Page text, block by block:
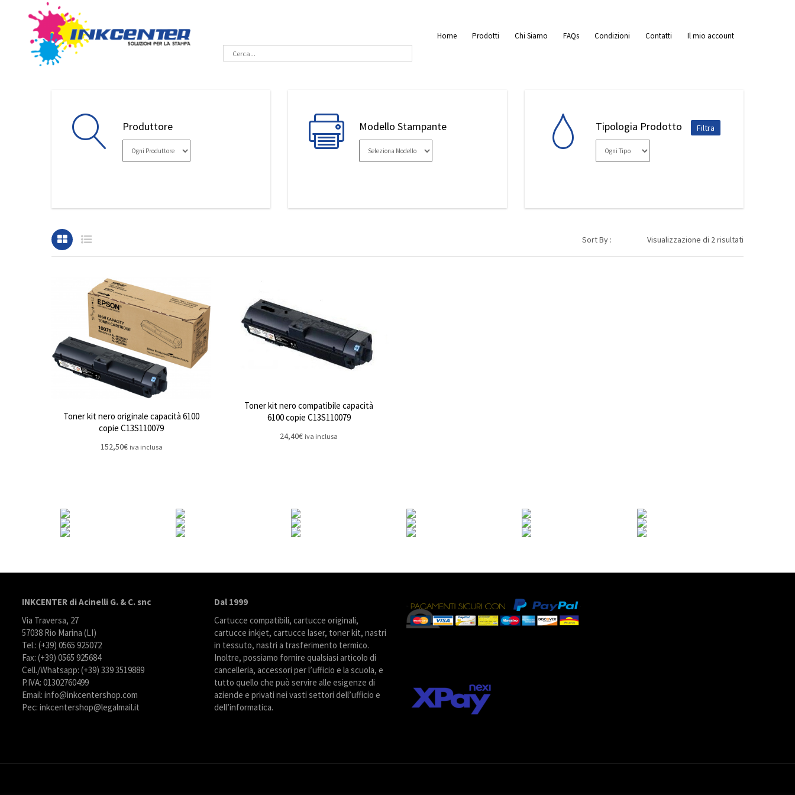
Home Prodotti Chi Siamo FAQs Condizioni Contatti Il mio account
Produttore Modello Stampante Tipologia Prodotto
Visualizzazione di 2 risultati
Sort By :
Toner kit nero originale capacità 6100
copie C13S110079
152,50€ iva inclusa
Toner kit nero compatibile capacità
6100 copie C13S110079
24,40€ iva inclusa
INKCENTER di Acinelli G. & C. snc
Via Traversa, 27
57038 Rio Marina (LI)
Tel.: (+39) 0565 925072
Fax: (+39) 0565 925684
Cell./Whatsapp: (+39) 339 3519889
P.IVA: 01302760499
Email: info@inkcentershop.com
Pec: inkcentershop@legalmail.it
Dal 1999
Cartucce compatibili, cartucce originali,
cartucce inkjet, cartucce laser, toner kit, nastri
in tessuto, nastri a trasferimento termico.
Inoltre, possiamo fornire qualsiasi articolo di
cancelleria, accessori per l’ufficio e la scuola, e
tutto quello che può servire alle esigenze di
aziende e privati nei vasti settori dell’ufficio e
dell’informatica.